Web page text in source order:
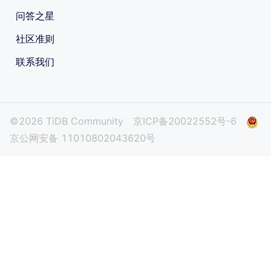
问答之星
社区准则
联系我们
©2026 TiDB Community
京ICP备20022552号-6
京公网安备 11010802043620号